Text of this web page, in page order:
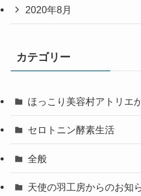
2020年8月
カテゴリー
ほっこり美容村アトリエ
セロトニン酵素生活
全般
天使の羽工房からのお知